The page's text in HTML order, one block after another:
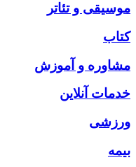
موسیقی و تئاتر
کتاب
مشاوره و آموزش
خدمات آنلاین
ورزشی
بیمه